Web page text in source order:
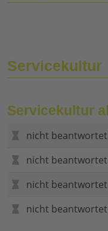
Servicekultur
Servicekultur
nicht beantwortet
nicht beantwortet
nicht beantwortet
nicht beantwortet